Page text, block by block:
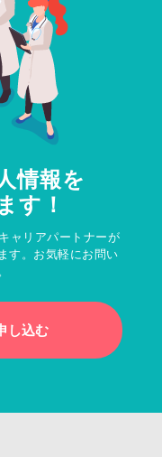
情報を
す！
ャリアパートナーが
す。お気軽にお問い
し込む